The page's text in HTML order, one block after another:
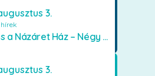
3.
40 éves a Názáret Ház – Négy évtized szeretetben és gondoskodásban
3.